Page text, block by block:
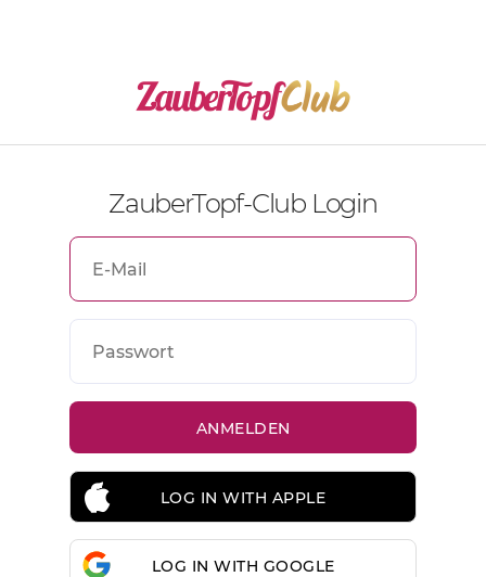
ZauberTopf-Club Login
LOG IN WITH APPLE
LOG IN WITH GOOGLE